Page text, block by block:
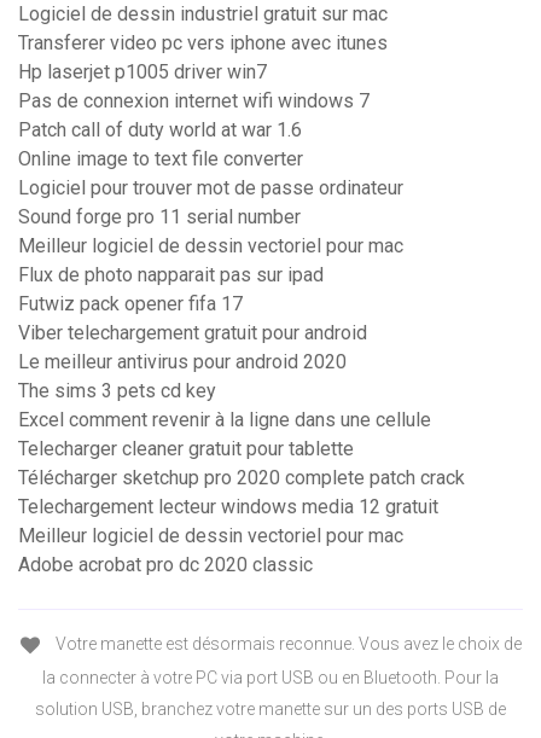
Logiciel de dessin industriel gratuit sur mac
Transferer video pc vers iphone avec itunes
Hp laserjet p1005 driver win7
Pas de connexion internet wifi windows 7
Patch call of duty world at war 1.6
Online image to text file converter
Logiciel pour trouver mot de passe ordinateur
Sound forge pro 11 serial number
Meilleur logiciel de dessin vectoriel pour mac
Flux de photo napparait pas sur ipad
Futwiz pack opener fifa 17
Viber telechargement gratuit pour android
Le meilleur antivirus pour android 2020
The sims 3 pets cd key
Excel comment revenir à la ligne dans une cellule
Telecharger cleaner gratuit pour tablette
Télécharger sketchup pro 2020 complete patch crack
Telechargement lecteur windows media 12 gratuit
Meilleur logiciel de dessin vectoriel pour mac
Adobe acrobat pro dc 2020 classic
Votre manette est désormais reconnue. Vous avez le choix de
la connecter à votre PC via port USB ou en Bluetooth. Pour la
solution USB, branchez votre manette sur un des ports USB de